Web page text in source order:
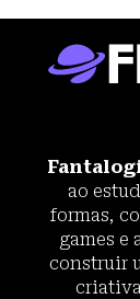
ao
formas,
games e
construir